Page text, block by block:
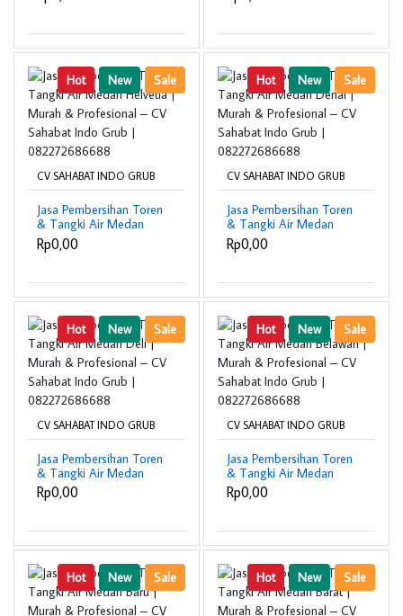
Profesional – CV
082272686688
Profesional – CV
082272686688
Hot New Sale
CV SAHABAT INDO GRUB
Jasa Pembersihan Toren
& Tangki Air Medan
Helvetia | Murah &
Profesional – CV
082272686688
Rp0,00
Hot New Sale
CV SAHABAT INDO GRUB
Jasa Pembersihan Toren
& Tangki Air Medan
Denai | Murah &
Profesional – CV
082272686688
Rp0,00
Hot New Sale
CV SAHABAT INDO GRUB
Jasa Pembersihan Toren
& Tangki Air Medan
Deli | Murah &
Profesional – CV
082272686688
Rp0,00
Hot New Sale
CV SAHABAT INDO GRUB
Jasa Pembersihan Toren
& Tangki Air Medan
Belawan | Murah &
Profesional – CV
082272686688
Rp0,00
Hot New Sale Hot New Sale